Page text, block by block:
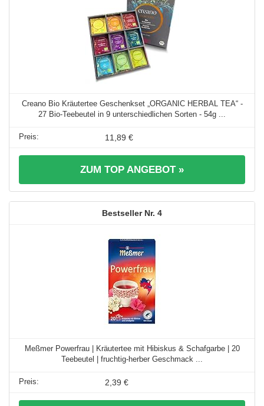
Creano Bio Kräutertee Geschenkset „ORGANIC HERBAL TEA“ -
27 Bio-Teebeutel in 9 unterschiedlichen Sorten - 54g ...
11,89 €
ZUM TOP ANGEBOT »
4
Meßmer Powerfrau | Kräutertee mit Hibiskus & Schafgarbe | 20
Teebeutel | fruchtig-herber Geschmack ...
2,39 €